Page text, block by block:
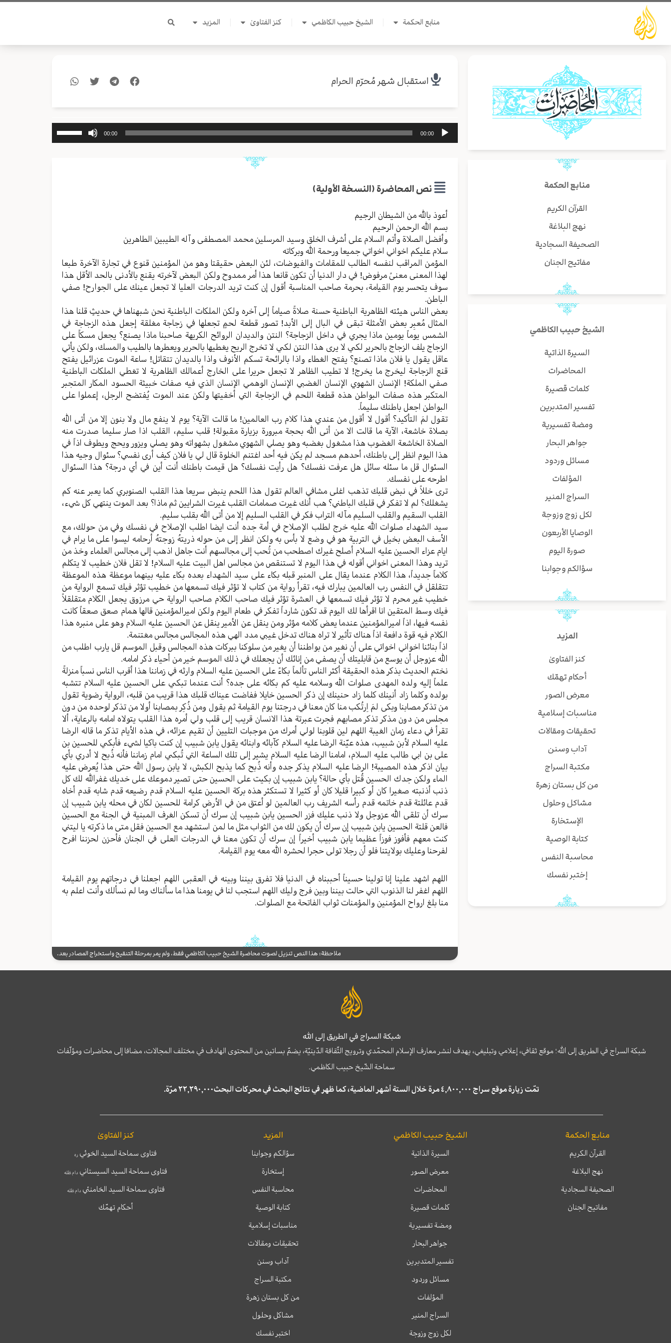
تخطي
المحتوى
منابع الحكمة الشيخ حبيب الكاظمي كنز الفتاوىٰ المزيد
منابع الحكمة
القرآن الكريم
نهج البلاغة
الصحيفة السجادية
مفاتيح الجنان
الشيخ حبيب الكاظمي
السيرة الذاتية
المحاضرات
كلمات قصيرة
تفسير المتدبرين
ومضة تفسيرية
جواهر البحار
مسائل وردود
المؤلفات
السراج المنير
لكل زوج وزوجة
الوصايا الأربعون
صورة اليوم
سؤالكم وجوابنا
المزيد
كنز الفتاوىٰ
أحكام تهمّك
معرض الصور
مناسبات إسلامية
تحقيقات ومقالات
آداب وسنن
مكتبة السراج
من كل بستان زهرة
مشاكل وحلول
الإستخارة
كتابة الوصية
محاسبة النفس
إختبر نفسك
استقبال شهر مُحرّم الحرام
مشغل
00:00
00:00
نص المحاضرة (النسخة الأولية)
أعوذ بالله من الشیطان الرجیم
بسم الله الرحمن الرحیم
وأفضل الصلاة وأتم السلام علی أشرف الخلق وسید المرسلین محمد المصطفی وآله الطیبین الطاهرین
سلام علیکم اخواني اخواتي جمیعا ورحمة الله وبرکاته
المؤمن المراقب لنفسه الطالب للمقامات والفیوضات، لئن البعض حقیقتا وهو من المؤمنین قنوع في تجارة الآخرة طبعا
لهذا المعنی معنیً مرفوض! في دار الدنیا أن تکون قانعا هذا أمر ممدوح ولکن البعض لآخرته یقنع بالأدنی بالحد الأقل هذا
سوف یتحسر یوم القیامة، بحرمة صاحب المناسبة أقول إن کنت ترید الدرجات العلیا لا تجعل عینك علی الجوارح! صفي
الباطن.
بعض الناس هیئته الظاهریة الباطنیة حسنة صلاةً صیاماً إلی آخره ولکن الملکات الباطنیة نحن شبهناها في حدیثٍ قلنا هذا
المثال مُعبِر بعض الأمثلة تبقی في البال إلی الأبد! تصور قطعة لحمٍ تجعلها في زجاجة مغلقة إجعل هذه الزجاجة في
الشمس یوماً یومین ماذا یجري في داخل الزجاجة؟ النتن والدیدان الروائح الکریهة صاحبنا ماذا یصنع؟ یجعل مسكاً علی
الزجاج یلف الزجاج بالحریر لکي لا یری هذا النتن لکي لا تخرج الریح یغطیها بالحریر ویعطرها بالطیب والمسك، ولکن یأتي
عاقل یقول یا فلان ماذا تصنع؟ یفتح الغطاء واذا بالرائحة تسکم الأنوف واذا بالدیدان تتقاتل! ساعة الموت عزرائیل یفتح
قنع الزجاجة لیخرج ما یخرج! لا تطیب الظاهر لا تجعل حریرا علی الخارج أعمالك الظاهریة لا تغطي الملکات الباطنیة
صفي الملکة! الإنسان الشهوي الإنسان الغضبي الإنسان الوهمي الإنسان الذي فیه صفات خبیثة الحسود المکار المتجبر
المتکبر هذه صفات البواطن هذه قطعة اللحم في الزجاجة التي أخفیتها ولکن عند الموت یُفتضح الرجل، إعملوا علی
البواطن اجعل باطنك سلیماً.
تقول لمَ التأکید؟ أقول لا أقول من عندي هذا کلام رب العالمین! ما قالت الآیة؟ یوم لا ینفع مال ولا بنون إلا من أتی الله
بصلاة خاشعة، الآیة ما قالت الا من أتی الله بحجة مبرورة بزیارة مقبولة! قلب سلیم، القلب اذا صار سلیما صدرت منه
الصلاة الخاشعة الغضوب هذا مشغول بغضبه وهو یصلي الشهوي مشغول بشهواته وهو یصلي ویزور ویحج ویطوف اذاً في
هذا الیوم انظر إلی باطنك، أحدهم مسجد لم یکن فیه أحد اغتنم الخلوة قال لي یا فلان کیف أری نفسي؟ سئوال وجیه هذا
السئوال قل ما سئله سائل هل عرفت نفسك؟ هل رأیت نفسك؟ هل قیمت باطنك أنت أين في أي درجة؟ هذا السئوال
اطرحه علی نفسك.
تری خللاً في نبض قلبك تذهب اغلی مشافي العالم تقول هذا اللحم ینبض سریعا هذا القلب الصنوبري کما یعبر عنه کم
یشغلك؟ لم لا تفکر في قلبك الباطني؟ هب أنك غیرت صمامات القلب غیرت الشرایین ثم ماذا؟ بعد الموت ینتهي کل شيء،
القلب السقیم والقلب السلیم مآله التراب فکر في القلب السلیم إلا من أتی الله بقلب سلیم.
سید الشهداء صلوات الله علیه خرج لطلب الإصلاح في أمة جده أنت ایضا اطلب الإصلاح في نفسك وفي من حولك، مع
الأسف البعض بخیل في التربیة هو في وضع لا بأس به ولکن انظر إلی من حوله ذریتهُ زوجتهُ أرحامه لیسوا علی ما یرام في
ایام عزاء الحسین علیه السلام أصلح غیرك اصطحب من تُحب إلی مجالسهم أنت جاهل اذهب إلی مجالس العلماء وخذ من
ترید وهذا المعنی اخواني أقوله في هذا الیوم لا تستنقص من مجالس اهل البیت علیه السلام! لا تقل فلان خطیب لا یتکلم
کلاماً جدیداً، هذا الکلام عندما یقال علی المنبر قبله بکاء علی سید الشهداء بعده بکاء علیه بینهما موعظة هذه الموعظة
تتقلقل في النفس رب العالمین یبارك فیه، تقرأ روایة من کتاب لا تؤثر فیك تسمعها من خطیب تؤثر فيك تسمع الروایة من
خطیب غیر محرم لا تؤثر فیك تسمعها في العشرة تؤثر فيك صاحب الکلام صاحب الروایة حي مرزوق یجعل الکلام متقلقلاً
فیك وسط المتقین انا اقرأها لك الیوم قد تکون شارداً تفکر في طعام الیوم ولکن امیرالمؤمنین قالها همام صعق صعقاً کانت
نفسه فیها، اذاً امیرالمؤمنین عندما یعض کلامه مؤثر ومن ینقل عن الأمیر ینقل عن الحسین علیه السلام وهو علی منبره هذا
الکلام فیه قوة دافعة اذاً هناك تأثیر لا تراه هناك تدخل غیبي مدد الهي هذه المجالس مجالس مغتنمة.
اذاً بنائنا اخواني اخواتي علی أن نغیر من بواطننا أن یغیر من سلوکنا ببرکات هذه المجالس وقبل الموسم قل یارب اطلب من
الله عزوجل أن یوسع من قابلیتك أن یصفي من إنائك أن یجعلك في ذلك الموسم خیر من أحیاء ذکر امامه.
نختم الحدیث بذکر هذه الحقیقة أکثر الناس تألماً بکاءً علی الحسین علیه السلام وارثه في زماننا هذا أقرب الناس نسباً منزلةً
علماً إلیه ولده المهدی صلوات الله وسلامه علیه کم بکائه علی جده؟ أنت عندما تبکي علی الحسین علیه السلام تتشبه
بولده وکلما زاد أنینك کلما زاد حنینك إن ذکر الحسین خایلا ففاضت عیناك قلبك هذا قریب من قلبه، الروایة رضویة تقول
من تذکر مصابنا وبکی لمَ اِرتُکب منا کان معنا في درجتنا یوم القیامة ثم یقول ومن ذُکِر بمصابنا أولا من تذکر لوحده من دون
مجلس من دون مذکر تذکر مصابهم فجرت عبرتة هذا الانسان قریب إلی قلب ولي أمره هذا القلب یتولاه امامه بالرعایة، ألا
تقرأ في دعاء زمان الغیبة اللهم لین قلوبنا لولي أمرك من موجبات التلیین أن تقيم عزائه، في هذه الأیام تذکر ما قاله الرضا
علیه السلام لأبن شبیب، هذه عیّنة الرضا علیه السلام کآبائه وابنائه یقول یابن شبیب إن کنت باکیا لشيء فأبکي للحسین بن
علی بن ابي طالب علیه السلام، امامنا الرضا علیه السلام یشیر إلی تلك الساعة التي تُبکي امام زماننا فأنه ذُبح لا أدري بأي
بیان اذکر هذه المصیبة! الرضا علیه السلام یذکر جده وأنه ذُبح کما یذبح الکبش، لا یابن رسول الله حتی هذا یُعرض علیه
الماء ولکن جدك الحسین قُتل بأي حالة؟ یابن شبیب إن بکیت علی الحسین حتی تصیر دموعك علی خدیك غفرالله لك کل
ذنب أذنبته صغیرا کان أو کبیرا قلیلا کان أو کثیرا لا تستکثر هذه برکة الحسین علیه السلام قدم رضیعه قدم شابه قدم أخاه
قدم عائلتة قدم خاتمه قدم رأسه الشریف رب العالمین لو أعتق من في الأرض کرامة للحسین لکان في محله یابن شبیب إن
سرك أن تلقی الله عزوجل ولا ذنب علیك فزر الحسین یابن شبیب إن سرك أن تسکن الغرف المبنیة في الجنة مع الحسین
فالعن قلتة الحسین یابن شبیب إن سرك أن یکون لك من الثواب مثل ما لمن استشهد مع الحسین فقل متی ما ذکرته یا لیتني
کنت معهم فأفوز فوزاً عظیما یابن شبیب أخيراً إن سرك أن تکون معنا في الدرجات العلی في الجنان فأحزن لحزننا افرح
لفرحنا وعلیك بولایتنا فلو أن رجلا تولی حجرا لحشره الله معه یوم القیامة.
اللهم اشهد علینا إنا تولینا حسیناً أحببناه في الدنیا فلا تفرق بیننا وبینه في العقبی اللهم اجعلنا في درجاتهم یوم القیامة
اللهم اغفر لنا الذنوب التي حالت بیننا وبین فرج ولیك اللهم استجب لنا في یومنا هذا ما سألناك وما لم نسألك وأنت اعلم به
منا بلغ ارواح المؤمنین والمؤمنات ثواب الفاتحة مع الصلوات.
ملاحظة: هذا النص تنزيل لصوت محاضرة الشيخ حبيب الكاظمي فقط، ولم يمر بمرحلة التنقيح واستخراج المصادر بعد.
شبكة السراج في الطريق إلى الله
شبكة السراج في الطريق إلى الله؛ موقع ثقافي، إعلامي وتبليغي، يهدف لنشر معارف الإسلام المحمّدي وترويج الثّقافة الدّينيّة، يضمّ بساتين من المحتوى الهادف في مختلف المجالات، مضافا إلى محاضرات ومؤلّفات
سماحة الشّيخ حبيب الكاظمي.
تمّت زيارة موقع سراج ٤,٨٠٠,٠٠٠ مرة خلال الستة أشهر الماضية، كما ظهر في نتائج البحث في محركات البحث٢٢,٢٩٠,٠٠٠ مرّة.
منابع الحكمة
القرآن الكريم
نهج البلاغة
الصحيفة السجادية
مفاتيح الجنان
الشيخ حبيب الكاظمي
السيرة الذاتية
معرض الصور
المحاضرات
كلمات قصيرة
ومضة تفسيرية
جواهر البحار
تفسير المتدبرين
مسائل وردود
المؤلفات
السراج المنير
لكل زوج وزوجة
المزيد
سؤالكم وجوابنا
إستخارة
محاسبة النفس
كتابة الوصية
مناسبات إسلامية
تحقيقات ومقالات
آداب وسنن
مكتبة السراج
من كل بستان زهرة
مشاكل وحلول
اختبر نفسك
كنز الفتاوىٰ
فتاوى سماحة السيد الخوئي ره
فتاوى سماحة السيد السيستاني دام ظله
فتاوى سماحة السيد الخامنئيدام ظله
أحكام تهمّك